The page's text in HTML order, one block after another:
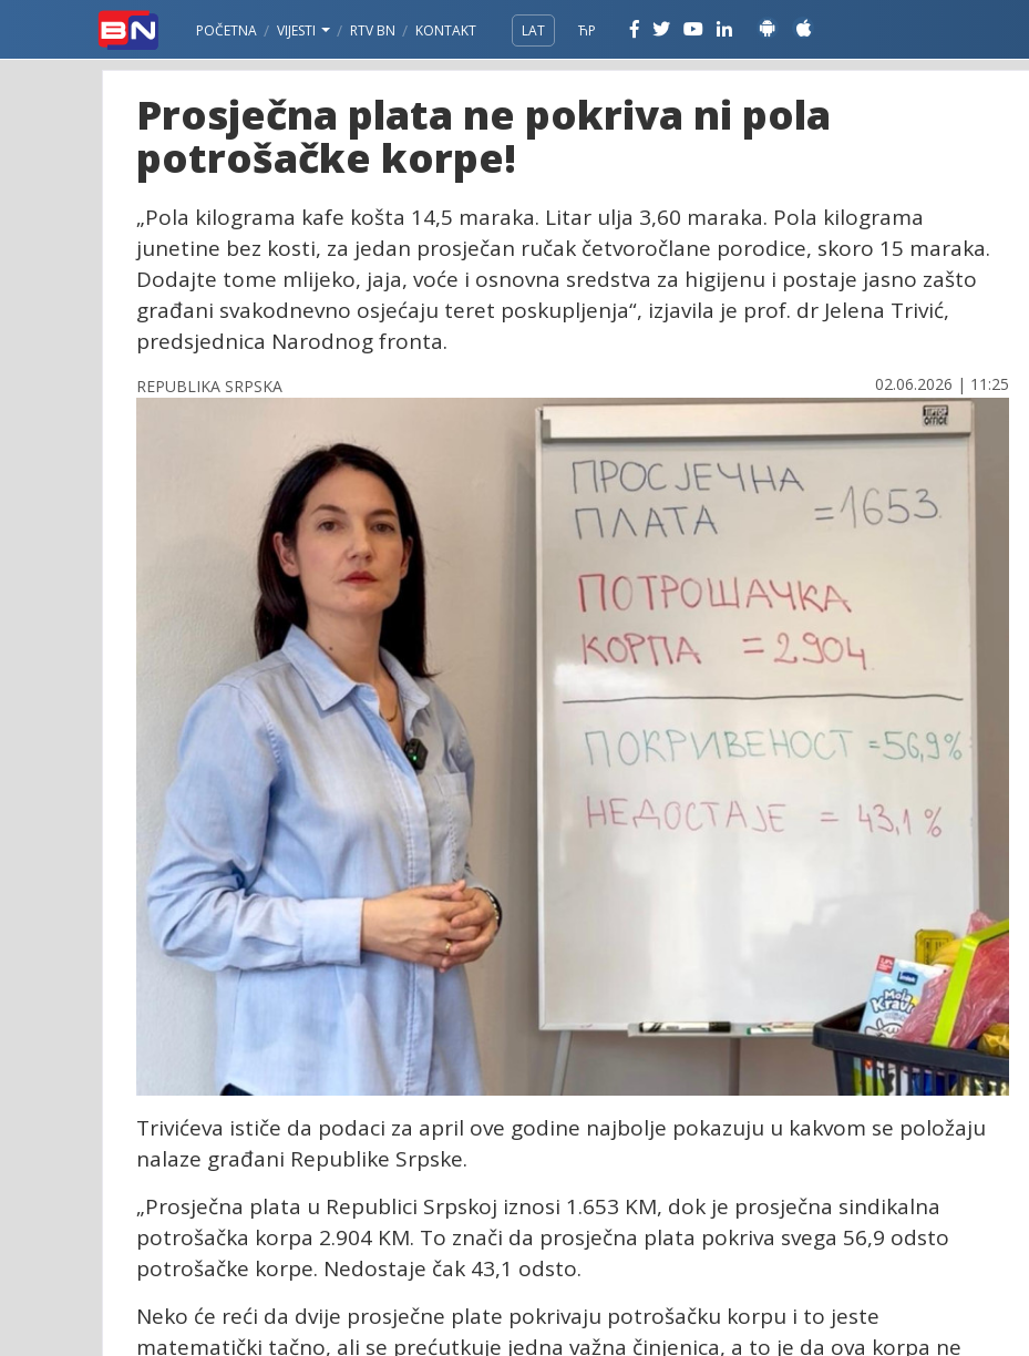
POČETNA VIJESTI RTV BN KONTAKT LAT ЋР
Prosječna plata ne pokriva ni pola
potrošačke korpe!
„Pola kilograma kafe košta 14,5 maraka. Litar ulja 3,60 maraka. Pola kilograma
junetine bez kosti, za jedan prosječan ručak četvoročlane porodice, skoro 15 maraka.
Dodajte tome mlijeko, jaja, voće i osnovna sredstva za higijenu i postaje jasno zašto
građani svakodnevno osjećaju teret poskupljenja“, izjavila je prof. dr Jelena Trivić,
predsjednica Narodnog fronta.
REPUBLIKA SRPSKA 02.06.2026 | 11:25
Trivićeva ističe da podaci za april ove godine najbolje pokazuju u kakvom se položaju
nalaze građani Republike Srpske.
„Prosječna plata u Republici Srpskoj iznosi 1.653 KM, dok je prosječna sindikalna
potrošačka korpa 2.904 KM. To znači da prosječna plata pokriva svega 56,9 odsto
potrošačke korpe. Nedostaje čak 43,1 odsto.
Neko će reći da dvije prosječne plate pokrivaju potrošačku korpu i to jeste
matematički tačno, ali se prećutkuje jedna važna činjenica, a to je da ova korpa ne